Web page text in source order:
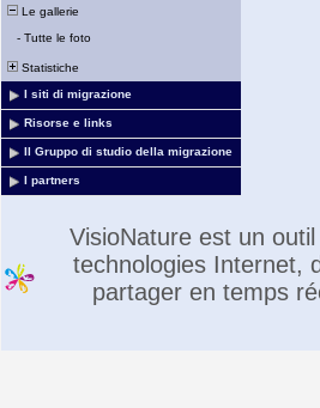
Le gallerie
- Tutte le foto
Statistiche
I siti di migrazione
Risorse e links
Il Gruppo di studio della migrazione
I partners
VisioNature est un
technologies Internet,
partager en temps